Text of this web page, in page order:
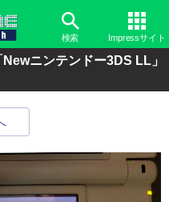
検索 Impressサイト
ニンテンドー3DS LL」